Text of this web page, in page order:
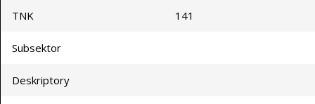
TNK 141
Subsektor
Deskriptory